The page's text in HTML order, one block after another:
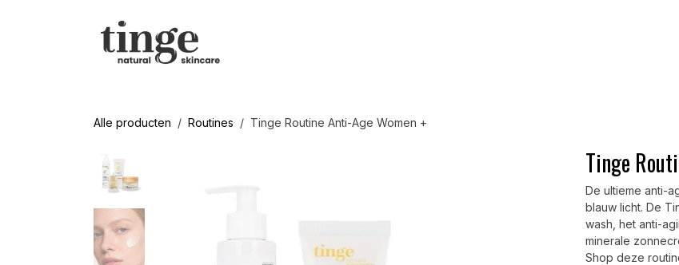
Alle producten Routines Tinge Routine Anti-Age Women +
Tinge
De ultieme anti-
blauw licht. De
wash, het anti-
minerale
Shop deze